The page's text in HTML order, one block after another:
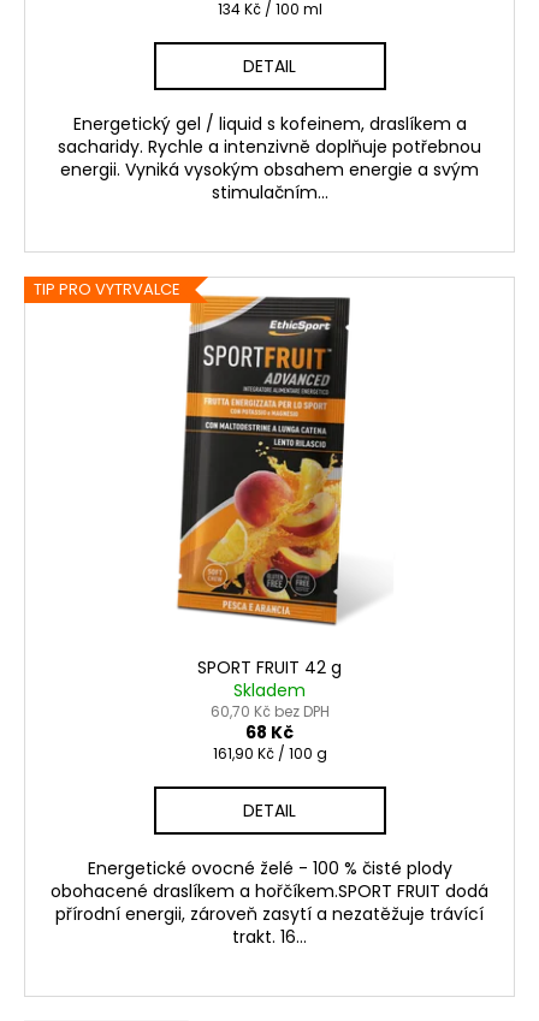
Měrná
134 Kč / 100 ml
DETAIL
Energetický gel / liquid s kofeinem, draslíkem a
sacharidy. Rychle a intenzivně doplňuje potřebnou
energii. Vyniká vysokým obsahem energie a svým
stimulačním...
TIP PRO VYTRVALCE
SPORT FRUIT 42 g
Skladem
60,70 Kč bez DPH
68 Kč
Měrná
161,90 Kč / 100 g
DETAIL
Energetické ovocné želé - 100 % čisté plody
obohacené draslíkem a hořčíkem.SPORT FRUIT dodá
přírodní energii, zároveň zasytí a nezatěžuje trávící
trakt. 16...